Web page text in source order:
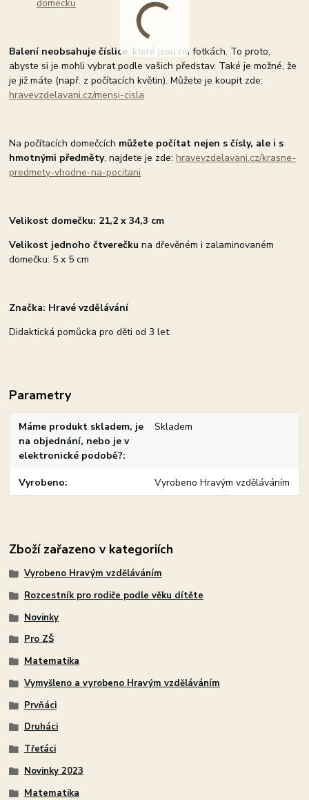
domecku
Balení neobsahuje číslice, které jsou na fotkách. To proto,
abyste si je mohli vybrat podle vašich představ. Také je možné, že
je již máte (např. z počítacích květin). Můžete je koupit zde:
hravevzdelavani.cz/mensi-cisla
Na počítacích domečcích můžete počítat nejen s čísly, ale i s
hmotnými předměty, najdete je zde:hravevzdelavani.cz/krasne-
predmety-vhodne-na-pocitani
Velikost domečku: 21,2 x 34,3 cm
Velikost jednoho čtverečkuna dřevěném i zalaminovaném
domečku: 5 x 5 cm
Značka: Hravé vzdělávání
Didaktická pomůcka pro děti od 3 let.
Parametry
Máme produkt skladem, je
na objednání, nebo je v
elektronické podobě?
Skladem
Vyrobeno Vyrobeno Hravým vzděláváním
Zboží zařazeno v kategoriích
Vyrobeno Hravým vzděláváním
Rozcestník pro rodiče podle věku dítěte
Novinky
Pro ZŠ
Matematika
Vymyšleno a vyrobeno Hravým vzděláváním
Prvňáci
Druháci
Třeťáci
Novinky 2023
Matematika